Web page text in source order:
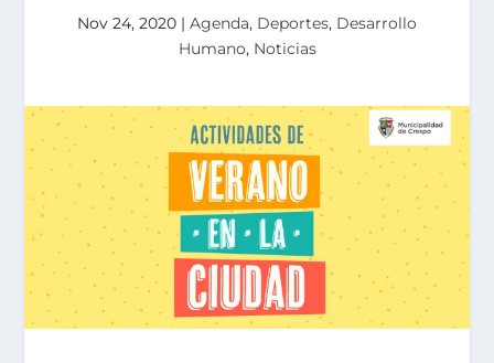
Nov 24, 2020 | Agenda, Deportes, Desarrollo
Humano, Noticias